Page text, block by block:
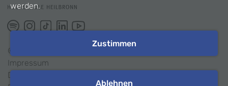
©
Impressum
Datenschutz
werden.
Zustimmen
Ablehnen